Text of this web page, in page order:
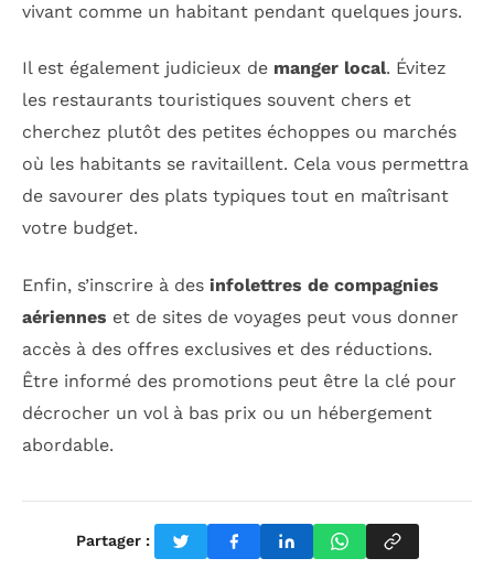
vivant comme un habitant pendant quelques jours.
Il est également judicieux de manger local. Évitez
les restaurants touristiques souvent chers et
cherchez plutôt des petites échoppes ou marchés
où les habitants se ravitaillent. Cela vous permettra
de savourer des plats typiques tout en maîtrisant
votre budget.
Enfin, s’inscrire à des infolettres de compagnies
aériennes et de sites de voyages peut vous donner
accès à des offres exclusives et des réductions.
Être informé des promotions peut être la clé pour
décrocher un vol à bas prix ou un hébergement
abordable.
Partager :